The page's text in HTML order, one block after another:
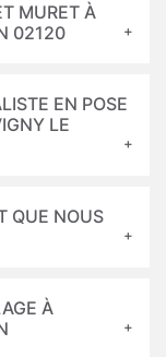
MURET À
02120
EN POSE
LE
QUE NOUS
À